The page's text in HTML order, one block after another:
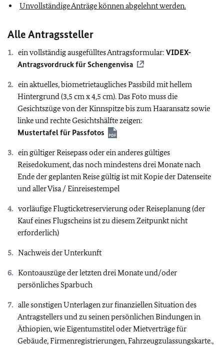
Unvollständige Anträge können abgelehnt werden.
Alle Antragssteller
ein vollständig ausgefülltes Antragsformular: VIDEX-
Antragsvordruck für Schengenvisa
ein aktuelles, biometrietaugliches Passbild mit hellem
Hintergrund (3,5 cm x 4,5 cm). Das Foto muss die
Gesichtszüge von der Kinnspitze bis zum Haaransatz sowie
linke und rechte Gesichtshälfte zeigen:
Mustertafel für Passfotos
ein gültiger Reisepass oder ein anderes gültiges
Reisedokument, das noch mindestens drei Monate nach
Ende der geplanten Reise gültig ist mit Kopie der Datenseite
und aller Visa / Einreisestempel
vorläufige Flugticketreservierung oder Reiseplanung (der
Kauf eines Flugscheins ist zu diesem Zeitpunkt nicht
erforderlich)
Nachweis der Unterkunft
Kontoauszüge der letzten drei Monate und/oder
persönliches Sparbuch
alle sonstigen Unterlagen zur finanziellen Situation des
Antragstellers und zu seinen persönlichen Bindungen in
Äthiopien, wie Eigentumstitel oder Mietverträge für
Gebäude, Firmenregistrierungen, Fahrzeugzulassungskarte.,